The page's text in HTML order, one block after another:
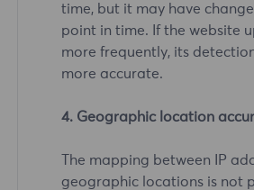
time, but it may have
point in time. If the website
more frequently, its
more accurate.
4. Geographic location
The mapping between IP
geographic locations is not